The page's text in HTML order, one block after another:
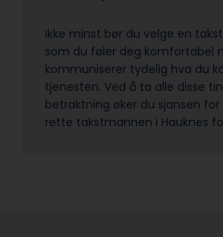
Ikke minst bør du velge en
som du føler deg komfortabel
kommuniserer tydelig hva du
tjenesten. Ved å ta alle disse
betraktning øker du sjansen
rette takstmannen i Hauknes